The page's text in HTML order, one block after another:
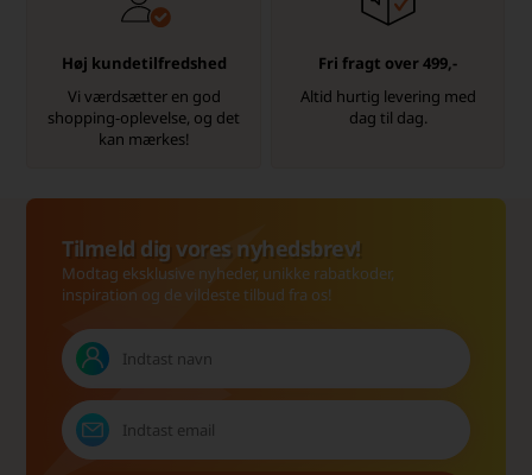
Høj kundetilfredshed
Vi værdsætter en god
shopping-oplevelse, og det
kan mærkes!
Fri fragt over 499,-
Altid hurtig levering med
dag til dag.
Tilmeld dig vores nyhedsbrev!
Modtag eksklusive nyheder, unikke rabatkoder,
inspiration og de vildeste tilbud fra os!